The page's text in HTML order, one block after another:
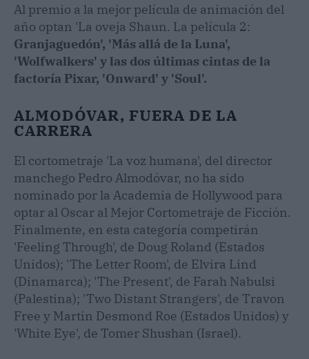
Al premio a la mejor película de animación del
año optan 'La oveja Shaun. La película 2:
Granjaguedón', 'Más allá de la Luna',
'Wolfwalkers' y las dos últimas cintas de la
factoría Pixar, 'Onward' y 'Soul'.
ALMODÓVAR, FUERA DE LA
CARRERA
El cortometraje 'La voz humana', del director
manchego Pedro Almodóvar, no ha sido
nominado por la Academia de Hollywood para
optar al Oscar al Mejor Cortometraje de Ficción.
Finalmente, en esta categoría competirán
'Feeling Through', de Doug Roland (Estados
Unidos); 'The Letter Room', de Elvira Lind
(Dinamarca); 'The Present', de Farah Nabulsi
(Palestina); 'Two Distant Strangers', de Travon
Free y Martin Desmond Roe (Estados Unidos) y
'White Eye', de Tomer Shushan (Israel).